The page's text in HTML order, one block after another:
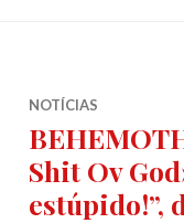
NOTÍCIAS
Shit Ov
estúpido!”,